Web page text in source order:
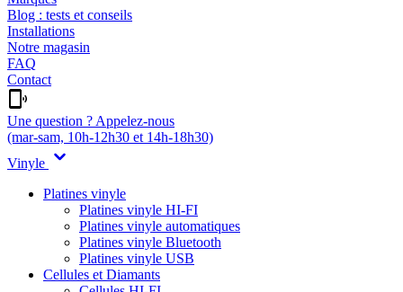
Blog : tests et conseils
Installations
Notre magasin
FAQ
Contact
Une question ? Appelez-nous
(mar-sam, 10h-12h30 et 14h-18h30)
Vinyle
Platines vinyle
Platines vinyle HI-FI
Platines vinyle automatiques
Platines vinyle Bluetooth
Platines vinyle USB
Cellules et Diamants